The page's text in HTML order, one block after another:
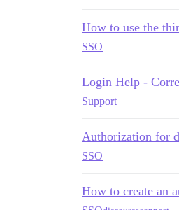
How to use the
SSO
Login Help -
Support
Authorization for
SSO
How to create an